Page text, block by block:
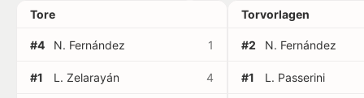
Tore
#4 N. Fernández 1
#1 L. Zelarayán 4
Torvorlagen
#2 N. Fernández
#1 L. Passerini